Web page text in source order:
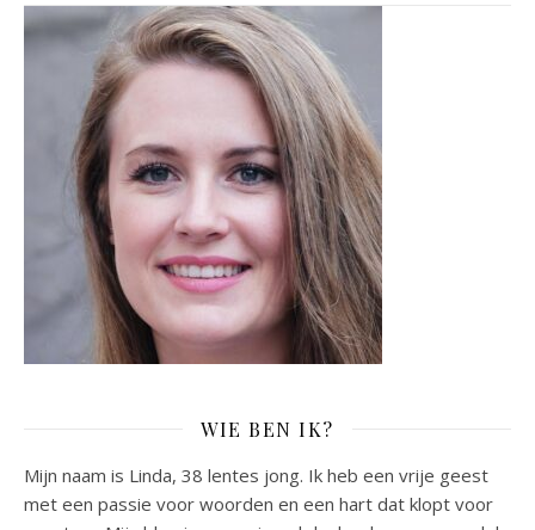
WIE BEN IK?
Mijn naam is Linda, 38 lentes jong. Ik heb een vrije geest
met een passie voor woorden en een hart dat klopt voor